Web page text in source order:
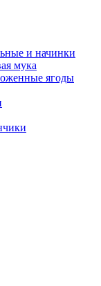
и начинки
мука
ягоды